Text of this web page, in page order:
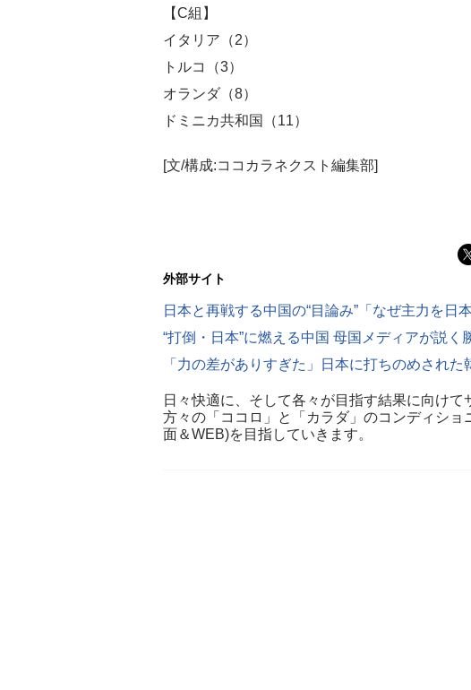
【C組】
イタリア（2）
トルコ（3）
オランダ（8）
ドミニカ共和国（11）
[文/構成:ココカラネクスト編集部]
外部サイト
日々快適に、そして各々が目指す結果に向け
方々の「ココロ」と「カラダ」のコンディシ
面＆WEB)を目指していきます。